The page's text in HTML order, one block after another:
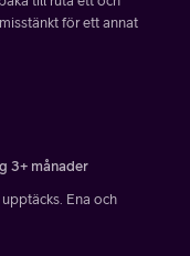
för ett annat
3+ månader
Ena och